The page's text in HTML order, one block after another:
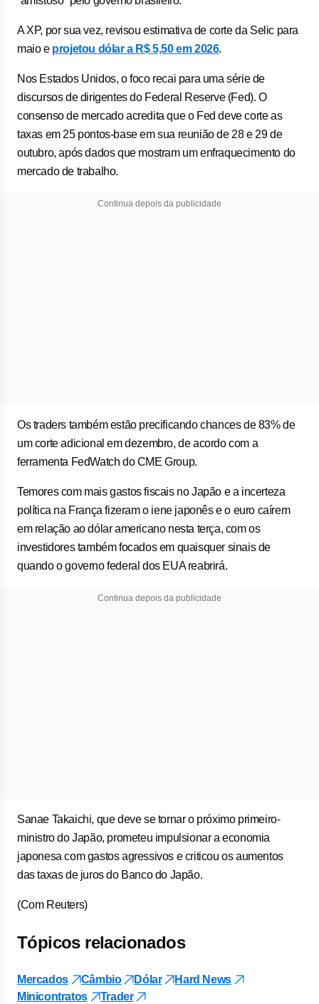
A XP, por sua vez, revisou estimativa de corte da Selic para
maio e projetou dólar a R$ 5,50 em 2026.
Nos Estados Unidos, o foco recai para uma série de
discursos de dirigentes do Federal Reserve (Fed). O
consenso de mercado acredita que o Fed deve corte as
taxas em 25 pontos-base em sua reunião de 28 e 29 de
outubro, após dados que mostram um enfraquecimento do
mercado de trabalho.
Continua depois da publicidade
Os traders também estão precificando chances de 83% de
um corte adicional em dezembro, de acordo com a
ferramenta FedWatch do CME Group.
Temores com mais gastos fiscais no Japão e a incerteza
política na França fizeram o iene japonês e o euro caírem
em relação ao dólar americano nesta terça, com os
investidores também focados em quaisquer sinais de
quando o governo federal dos EUA reabrirá.
Continua depois da publicidade
Sanae Takaichi, que deve se tornar o próximo primeiro-
ministro do Japão, prometeu impulsionar a economia
japonesa com gastos agressivos e criticou os aumentos
das taxas de juros do Banco do Japão.
(Com Reuters)
Tópicos relacionados
Mercados Câmbio Dólar
Hard News
Minicontratos
Trader